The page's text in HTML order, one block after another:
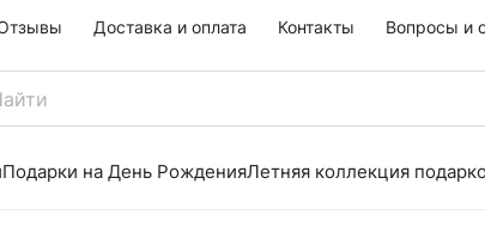
Доставка и оплата Контакты Вопросы и
Подарки на День РожденияЛетняя коллекция